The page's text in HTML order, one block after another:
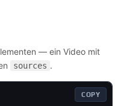
— ein Video mit
sources .
COPY